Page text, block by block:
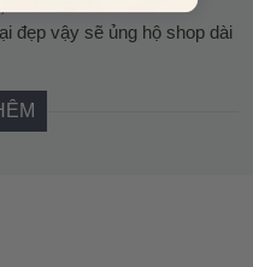
đẹp vậy sẽ ủng hộ shop dài